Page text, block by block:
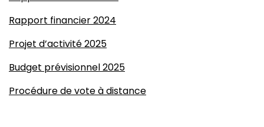
Rapport financier 2024
Projet d’activité 2025
Budget prévisionnel 2025
Procédure de vote à distance